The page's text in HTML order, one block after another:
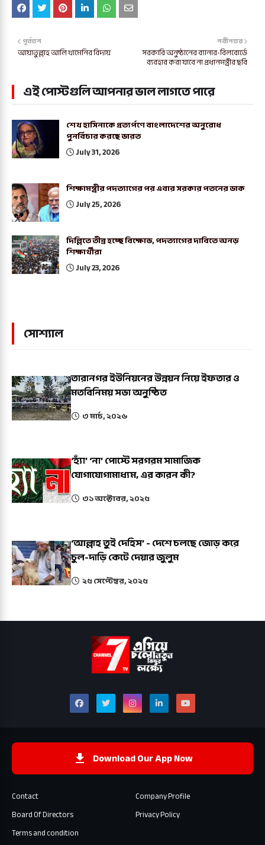
নবীনতর
সরকারি অনুষ্ঠানের ব্যানার-বিলবোর্ডে
ব্যবহার করা যাবে না প্রধানমন্ত্রীর ছবি
পূর্বতন
আয়াতুল্লাহ আলি খামেনির বিদায়
এই পোস্টগুলি আপনার ভাল লাগতে পারে
শেখ হাসিনাকে প্রত্যর্পণে বাংলাদেশের অনুরোধ
পুনর্বিচার করছে ভারত
July 31, 2026
শিক্ষামন্ত্রীর পদত্যাগের পর এবার সরকার পতনের ডাক
July 25, 2026
দিল্লিতে তীব্র হচ্ছে বিক্ষোভ, পদত্যাগের দাবিতে অনড়
শিক্ষার্থীরা
July 23, 2026
সোশ্যাল
তারানগর ইউনিয়নের উন্নয়ন নিয়ে ইফতার ও
মতবিনিময় সভা অনুষ্ঠিত
৩ মার্চ, ২০২৬
‘হ্যাঁ’ ‘না’ পোস্টে সরগরম সামাজিক
যোগাযোগামাধ্যম, এর কারন কী?
৩১ অক্টোবর, ২০২৫
‘আল্লাহ তুই দেহিস’ - দেশে চলছে জোড় করে
চুল-দাড়ি কেটে দেয়ার জুলুম
২৫ সেপ্টেম্বর, ২০২৫
Download Our App Now
Contact
Company Profile
Board Of Directors
Privacy Policy
Terms and condition